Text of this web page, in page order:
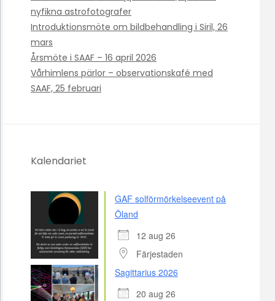
nyfikna astrofotografer
Introduktionsmöte om bildbehandling i Siril, 26
mars
Årsmöte i SAAF – 16 april 2026
Vårhimlens pärlor – observationskafé med
SAAF, 25 februari
Kalendariet
GAF solförmörkelseevent på
Öland
12 aug 26
Färjestaden
Sagittarius 2026
20 aug 26